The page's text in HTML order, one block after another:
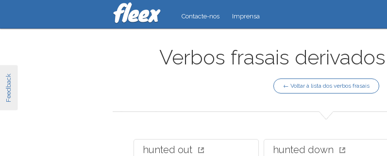
Feedback
Contacte-nos Imprensa
Verbos frasais
← Voltar à lista dos verbos frasais
hunted out hunted down